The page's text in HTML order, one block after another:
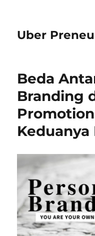
Uber
Beda
Branding